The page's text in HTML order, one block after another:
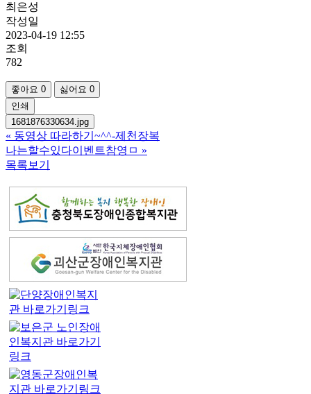
최은성
작성일
2023-04-19 12:55
조회
782
좋아요 0 싫어요 0
인쇄
1681876330634.jpg
« 동영상 따라하기~^^-제천장복
나는할수있다이벤트참영ㅁ »
목록보기